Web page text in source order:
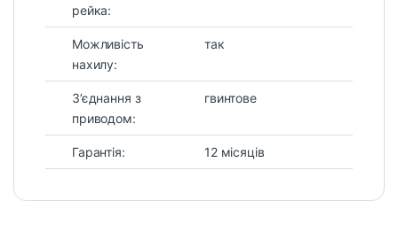
рейка:
Можливість
нахилу:
так
З’єднання з
приводом:
гвинтове
Гарантія: 12 місяців